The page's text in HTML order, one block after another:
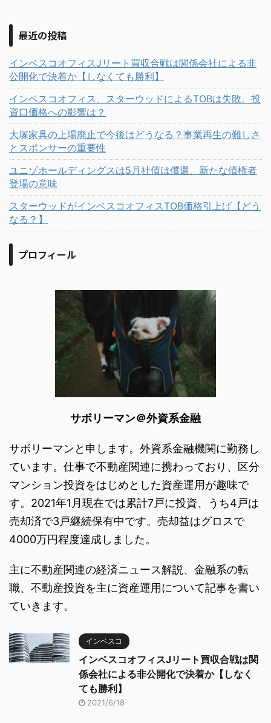
最近の投稿
インベスコオフィスJリート買収合戦は関係会社による非
公開化で決着か【しなくても勝利】
インベスコオフィス、スターウッドによるTOBは失敗。投
資口価格への影響は？
大塚家具の上場廃止で今後はどうなる？事業再生の難しさ
とスポンサーの重要性
ユニゾホールディングスは5月社債は償還、新たな債権者
登場の意味
スターウッドがインベスコオフィスTOB価格引上げ【どう
なる？】
プロフィール
サボリーマン＠外資系金融
サボリーマンと申します。外資系金融機関に勤務し
ています。仕事で不動産関連に携わっており、区分
マンション投資をはじめとした資産運用が趣味で
す。2021年1月現在では累計7戸に投資、うち4戸は
売却済で3戸継続保有中です。売却益はグロスで
4000万円程度達成しました。
主に不動産関連の経済ニュース解説、金融系の転
職、不動産投資を主に資産運用について記事を書い
ていきます。
インベスコ
インベスコオフィスJリート買収合戦は関
係会社による非公開化で決着か【しなく
ても勝利】
2021/6/18